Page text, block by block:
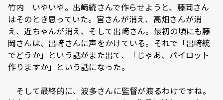
竹内 いやいや。出﨑統さんで作らせようと、藤岡さん
はそのとき思っていた。宮さんが消え、高畑さんが消
え、近ちゃんが消え、そして出﨑さん。最初の頃にも藤
岡さんは、出﨑さんに声をかけている。それで「出﨑統
でどうか」という話がまた出て、「じゃあ、パイロット
作りますか」という話になった。
―― そして最終的に、波多さんに監督が渡るわけですね。